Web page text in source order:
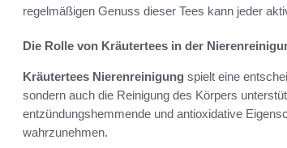
regelmäßigen Genuss dieser Tees kann jeder
Die Rolle von Kräutertees in der
Kräutertees Nierenreinigung spielt eine
sondern auch die Reinigung des Körpers
entzündungshemmende und antioxidative
wahrzunehmen.